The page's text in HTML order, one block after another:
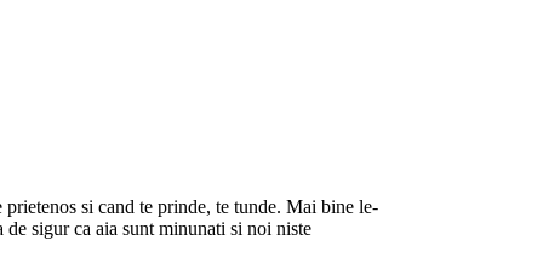
si cand te prinde, te tunde. Mai bine le-
sigur ca aia sunt minunati si noi niste